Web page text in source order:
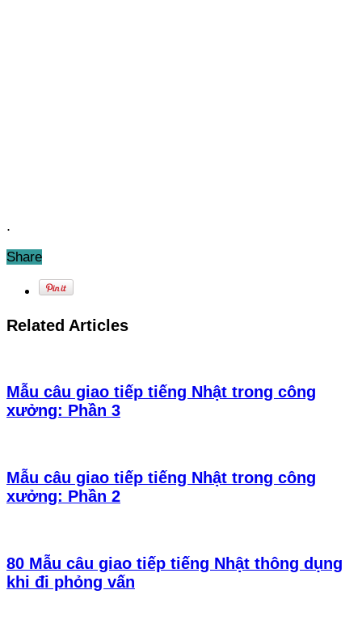
.
Share
Related Articles
Mẫu câu giao tiếp tiếng Nhật trong công
xưởng: Phần 3
Mẫu câu giao tiếp tiếng Nhật trong công
xưởng: Phần 2
80 Mẫu câu giao tiếp tiếng Nhật thông dụng
khi đi phỏng vấn